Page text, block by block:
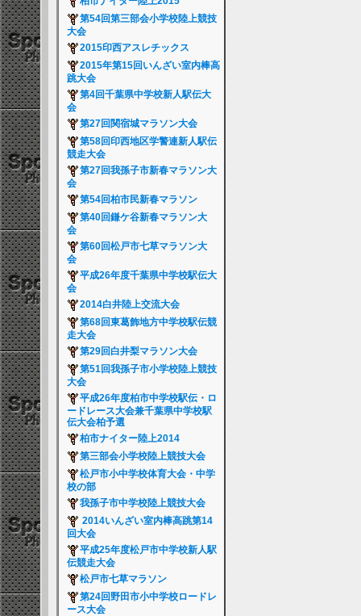
第54回第三部会小学校陸上競技
大会
2015印西アスレチックス
2015年第15回いんざい室内棒高
跳大会
第4回千葉県中学校新人駅伝大
会
第27回関宿城マラソン大会
第58回印西地区学警連新人駅伝
競走大会
第27回我孫子市新春マラソン大
会
第54回柏市民新春マラソン
第40回鎌ケ谷新春マラソン大
会
第60回松戸市七草マラソン大
会
平成26年度千葉県中学校駅伝大
会
2014白井陸上交流大会
第68回東葛飾地方中学校駅伝競
走大会
第29回白井梨マラソン大会
第51回我孫子市小学校陸上競技
大会
平成26年度柏市中学校駅伝・ロ
ードレース大会兼千葉県中学校駅
伝大会柏予選
柏市ナイター陸上2014
第三部会小学校陸上競技大会
松戸市小中学校体育大会・中学
校の部
我孫子市中学校陸上競技大会
2014いんざい室内棒高跳第14
回大会
平成25年度松戸市中学校新人駅
伝競走大会
松戸市七草マラソン
第24回野田市小中学校ロードレ
ース大会